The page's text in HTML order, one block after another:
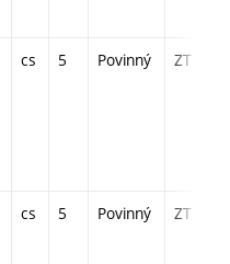
cs 5 Povinný ZT
cs 5 Povinný ZT